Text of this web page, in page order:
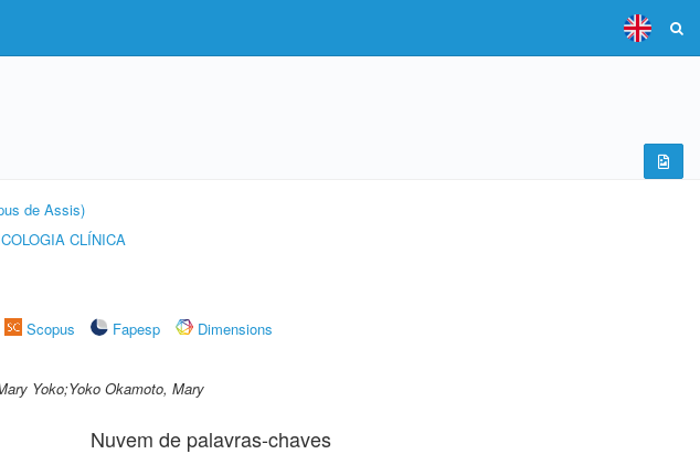
de Assis)
CLÍNICA
Scopus Fapesp
Dimensions
Yoko;Yoko Okamoto, Mary
Nuvem de palavras-chaves